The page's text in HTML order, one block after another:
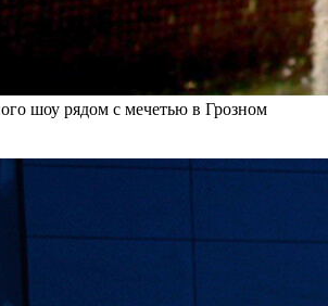
шоу рядом с мечетью в Грозном